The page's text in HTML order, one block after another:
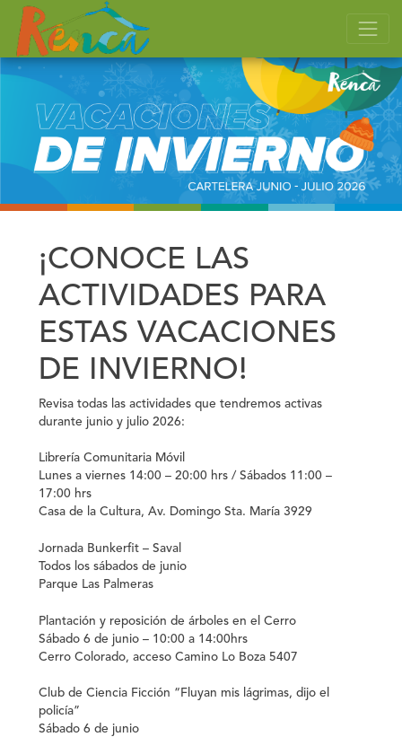
¡CONOCE LAS
ACTIVIDADES PARA
ESTAS VACACIONES
DE INVIERNO!
Revisa todas las actividades que tendremos activas
durante junio y julio 2026:
Librería Comunitaria Móvil
Lunes a viernes 14:00 – 20:00 hrs / Sábados 11:00 –
17:00 hrs
Casa de la Cultura, Av. Domingo Sta. María 3929
Jornada Bunkerfit – Saval
Todos los sábados de junio
Parque Las Palmeras
Plantación y reposición de árboles en el Cerro
Sábado 6 de junio – 10:00 a 14:00hrs
Cerro Colorado, acceso Camino Lo Boza 5407
Club de Ciencia Ficción “Fluyan mis lágrimas, dijo el
policía”
Sábado 6 de junio